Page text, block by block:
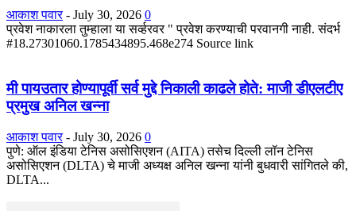
आकाश पवार - July 30, 2026 0
प्रवेश नाकारला तुम्हाला या सर्व्हरवर " प्रवेश करण्याची परवानगी नाही. संदर्भ
#18.27301060.1785434895.468e274 Source link
मी पायउतार होण्यापूर्वी सर्व मुद्दे निकाली काढले होते: माजी डीएलटीए
प्रमुख अनिल खन्ना
आकाश पवार - July 30, 2026 0
पुणे: ऑल इंडिया टेनिस असोसिएशन (AITA) तसेच दिल्ली लॉन टेनिस
असोसिएशन (DLTA) चे माजी अध्यक्ष अनिल खन्ना यांनी बुधवारी सांगितले की,
DLTA...